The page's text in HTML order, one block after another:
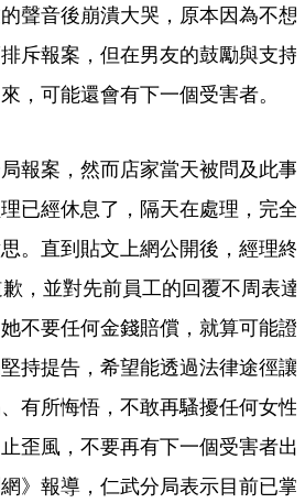
聲音後崩潰大哭，原本因為不想
斥報案，但在男友的鼓勵與支持
，可能還會有下一個受害者。
報案，然而店家當天被問及此事
已經休息了，隔天在處理，完全
。直到貼文上網公開後，經理終
，並對先前員工的回覆不周表達
不要任何金錢賠償，就算可能證
持提告，希望能透過法律途徑讓
有所悔悟，不敢再騷擾任何女性
歪風，不要再有下一個受害者出
》報導，仁武分局表示目前已掌